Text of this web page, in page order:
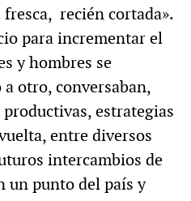
recién cortada».
para incrementar el
y hombres se
otro, conversaban,
estrategias
entre diversos
intercambios de
un punto del país y